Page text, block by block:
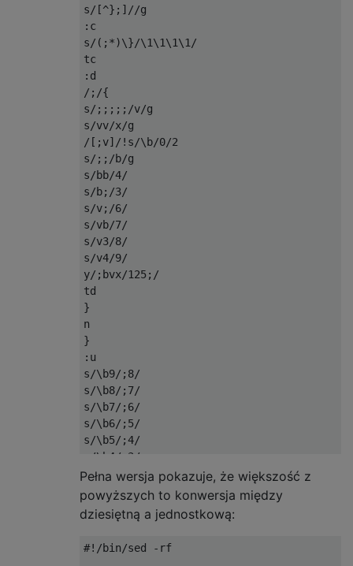
s/[^};]//g
:c
s/(;*)\}/\1\1\1\1/
tc
:d
/;/{
s/;;;;;/v/g
s/vv/x/g
/[;v]/!s/\b/0/2
s/;;/b/g
s/bb/4/
s/b;/3/
s/v;/6/
s/vb/7/
s/v3/8/
s/v4/9/
y/;bvx/125;/
td
}
n
}
:u
s/\b9/;8/
s/\b8/;7/
s/\b7/;6/
s/\b6/;5/
s/\b5/;4/
s/\b4/;3/
s/\b3/;2/
s/\b2/;1/
s/\b1/;0/
s/\b0//
tu
Pełna wersja pokazuje, że większość z
powyższych to konwersja między
dziesiętną a jednostkową:
#!/bin/sed -rf